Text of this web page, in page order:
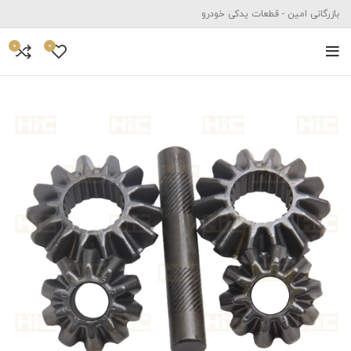
بازرگانی امین - قطعات یدکی خودرو
0
0